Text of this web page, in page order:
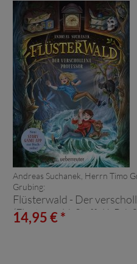
Andreas Suchanek, Herrn Timo
Grubing:
Flüsterwald - Der
(Flüsterwald, Staffel I, Bd.
14,95 € *